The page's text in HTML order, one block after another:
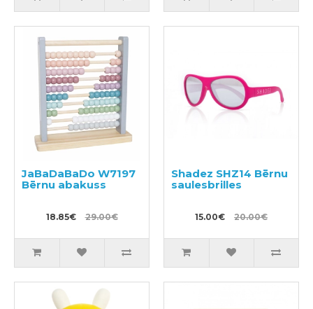
JaBaDaBaDo W7197
Bērnu abakuss
18.85€ 29.00€
Shadez SHZ14 Bērnu
saulesbrilles
15.00€ 20.00€